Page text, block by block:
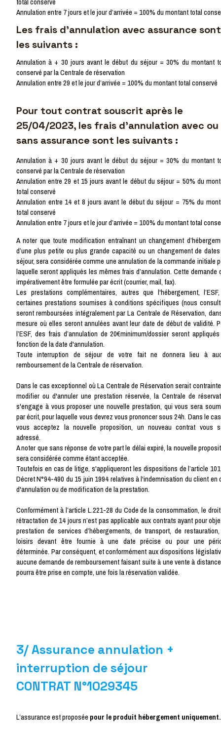
Annulation entre 7 jours et le jour d’arrivée = 100% du montant total
Les frais d'annulation avec assurance sont
les suivants :
Annulation à + 30 jours avant le début du séjour = 30% du montant
conservé par la Centrale de réservation
Annulation entre 29 et le jour d’arrivée = 100% du montant total conservé
Pour tout contrat souscrit après le
25/04/2023, les frais d'annulation avec ou
sans assurance sont les suivants :
Annulation à + 30 jours avant le début du séjour = 30% du montant
conservé par la Centrale de réservation
Annulation entre 29 et 15 jours avant le début du séjour = 50% du
total conservé
Annulation entre 14 et 8 jours avant le début du séjour = 75% du
total conservé
Annulation entre 7 jours et le jour d’arrivée = 100% du montant total
A noter que toute modification entraînant un changement
d’une plus petite ou plus grande capacité ou un changement de
séjour, sera considérée comme une annulation de la commande initiale
laquelle seront appliqués les mêmes frais d’annulation. Cette demande
impérativement être formulée par écrit (courrier, mail, fax).
Les prestations complémentaires, autres que l'hébergement,
certaines prestations soumises à conditions spécifiques (nous
seront remboursées intégralement par La Centrale de Réservation,
mesure où elles seront annulées avant leur date de début de validité.
l’ESF, des frais d’annulation de 20€minimum/dossier seront
fonction de la date d'annulation.
Toute interruption de séjour de votre fait ne donnera lieu à
remboursement de la Centrale de réservation.
Dans le cas exceptionnel où La Centrale de Réservation serait
modifier ou d'annuler une prestation réservée, la Centrale de
s'engage à vous proposer une nouvelle prestation, qui vous sera
par écrit, pour laquelle vous devrez vous prononcer sous 24h. Dans le
vous acceptez la nouvelle proposition, un nouveau contrat vous
adressé.
A noter que sans réponse de votre part le délai expiré, la nouvelle
sera considérée comme étant acceptée.
Toutefois en cas de litige, s'appliqueront les dispositions de l’article
Décret N°94-490 du 15 juin 1994 relatives à l'indemnisation du client en
d'annulation ou de modification de la prestation.
​Conformément à l’article L.221-28 du Code de la consommation, le
rétractation de 14 jours n’est pas applicable aux contrats ayant pour
prestation de services d’hébergements, de transport, de
loisirs devant être fournie à une date précise ou pour une
déterminée. Par conséquent, et conformément aux dispositions
aucune demande de remboursement faisant suite à une vente à
pourra être prise en compte, une fois la réservation validée.
3/ Assurance annulation +
interruption de séjour
CONTRAT N°1029345
L’assurance est proposée pour le produit hébergement uniquement.